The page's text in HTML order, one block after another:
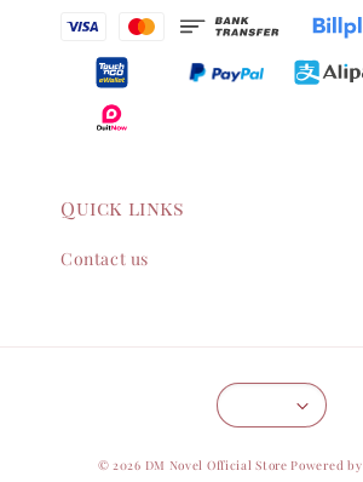
Quick links
Contact us
© 2026 DM Novel Official Store Powered by